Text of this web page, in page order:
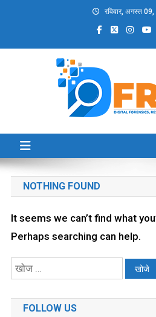
रविवार, अगस्त
DFRAC_ORG
NOTHING FOUND
It seems we can’t find what
Perhaps searching can help.
निम्न
खोजें:FOLLOW US